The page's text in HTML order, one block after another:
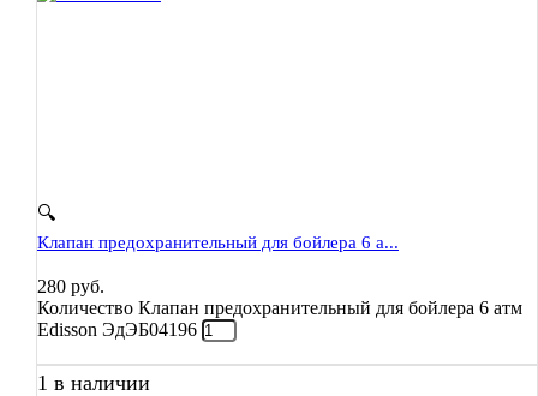
🔍
Клапан предохранительный для бойлера 6 а...
280 руб.
Количество Клапан предохранительный для бойлера 6 атм
Edisson ЭдЭБ04196
1 в наличии